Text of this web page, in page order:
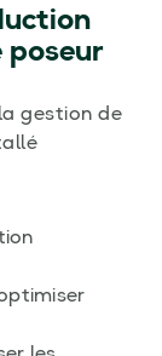
poseur
gestion de